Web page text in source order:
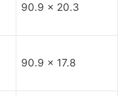
90.9 x 20.3
90.9 x 17.8